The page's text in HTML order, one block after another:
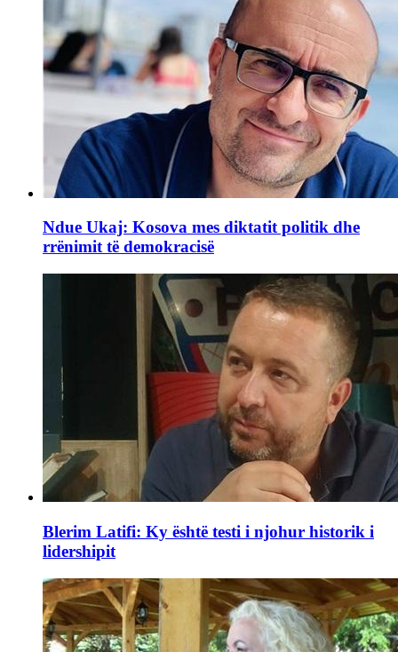
Ndue Ukaj: Kosova mes diktatit politik dhe
rrënimit të demokracisë
Blerim Latifi: Ky është testi i njohur historik i
lidershipit